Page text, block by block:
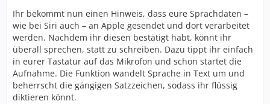
Ihr bekommt nun einen Hinweis, dass eure Sprachdaten –
wie bei Siri auch – an Apple gesendet und dort verarbeitet
werden. Nachdem ihr diesen bestätigt habt, könnt ihr
überall sprechen, statt zu schreiben. Dazu tippt ihr einfach
in eurer Tastatur auf das Mikrofon und schon startet die
Aufnahme. Die Funktion wandelt Sprache in Text um und
beherrscht die gängigen Satzzeichen, sodass ihr flüssig
diktieren könnt.